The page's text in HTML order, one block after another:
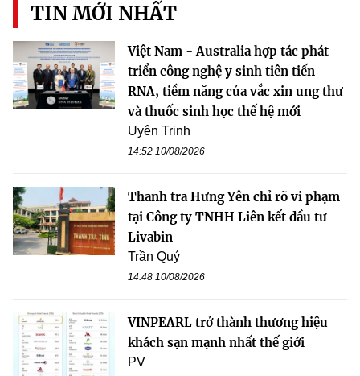
TIN MỚI NHẤT
Việt Nam - Australia hợp tác phát
triển công nghệ y sinh tiên tiến
RNA, tiềm năng của vắc xin ung thư
và thuốc sinh học thế hệ mới
Uyên Trinh
14:52 10/08/2026
Thanh tra Hưng Yên chỉ rõ vi phạm
tại Công ty TNHH Liên kết đầu tư
Livabin
Trần Quý
14:48 10/08/2026
VINPEARL trở thành thương hiệu
khách sạn mạnh nhất thế giới
PV